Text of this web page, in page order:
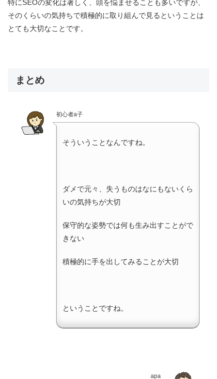
特にSEOの変化は著しく、頭を悩ませることも多いですが、
そのくらいの気持ちで積極的に取り組んで見るということは
とても大切なことです。
まとめ
初心者a子
そういうことなんですね。
ダメで元々、失うものはなにもないくら
いの気持ちが大切
保守的な姿勢では何も生み出すことがで
きない
積極的に手を出してみることが大切
ということですね。
apa